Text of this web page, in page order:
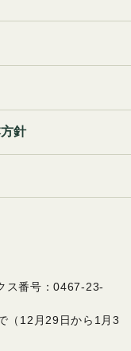
針
ス番号：0467-23-
（12月29日から1月3